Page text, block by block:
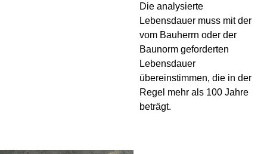
Die analysierte
Lebensdauer muss mit der
vom Bauherrn oder der
Baunorm geforderten
Lebensdauer
übereinstimmen, die in der
Regel mehr als 100 Jahre
beträgt.